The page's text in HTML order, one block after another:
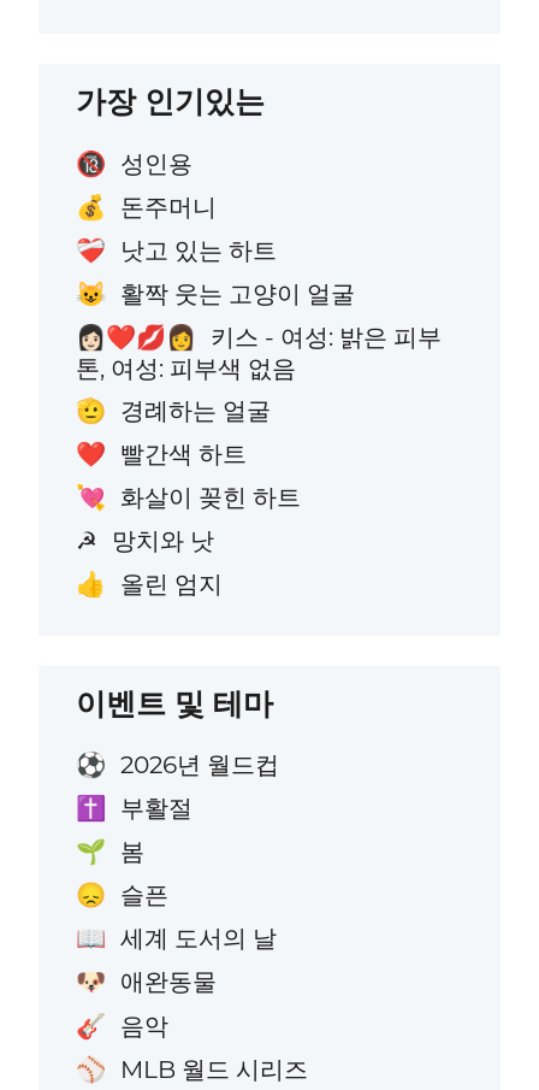
가장 인기있는
🔞 성인용
💰 돈주머니
❤️‍🩹 낫고 있는 하트
😺 활짝 웃는 고양이 얼굴
👩🏻‍❤️‍💋‍👩
키스 - 여성: 밝은 피부
톤, 여성: 피부색 없음
🫡 경례하는 얼굴
❤️ 빨간색 하트
💘 화살이 꽂힌 하트
☭ 망치와 낫
👍 올린 엄지
이벤트 및 테마
⚽ 2026년 월드컵
✝️ 부활절
🌱 봄
😞 슬픈
📖 세계 도서의 날
🐶 애완동물
🎸 음악
⚾ MLB 월드 시리즈